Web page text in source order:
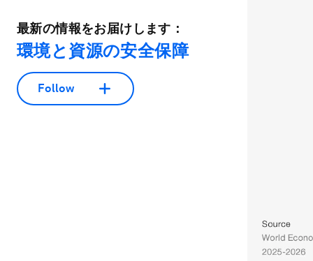
最新の情報をお届けします：
環境と資源の安全保障
Follow